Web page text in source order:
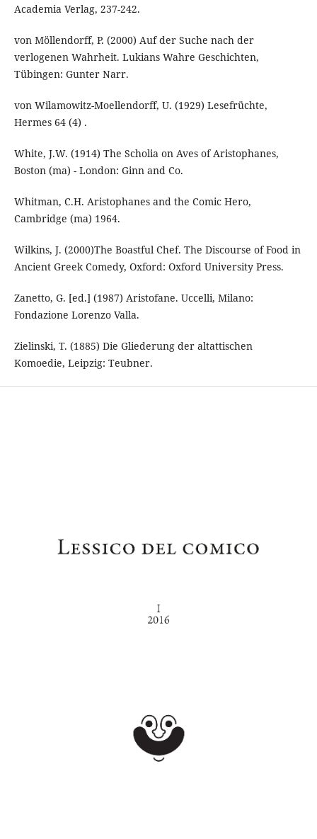
Academia Verlag, 237-242.
von Möllendorff, P. (2000) Auf der Suche nach der
verlogenen Wahrheit. Lukians Wahre Geschichten,
Tübingen: Gunter Narr.
von Wilamowitz-Moellendorff, U. (1929) Lesefrüchte,
Hermes 64 (4) .
White, J.W. (1914) The Scholia on Aves of Aristophanes,
Boston (ma) - London: Ginn and Co.
Whitman, C.H. Aristophanes and the Comic Hero,
Cambridge (ma) 1964.
Wilkins, J. (2000)The Boastful Chef. The Discourse of Food in
Ancient Greek Comedy, Oxford: Oxford University Press.
Zanetto, G. [ed.] (1987) Aristofane. Uccelli, Milano:
Fondazione Lorenzo Valla.
Zielinski, T. (1885) Die Gliederung der altattischen
Komoedie, Leipzig: Teubner.